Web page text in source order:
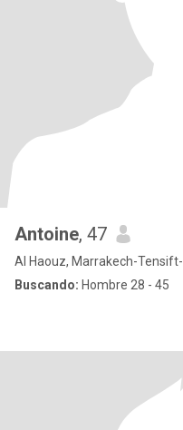
Antoine, 47
Al Haouz, Marrakech-
Buscando: Hombre 28 - 45